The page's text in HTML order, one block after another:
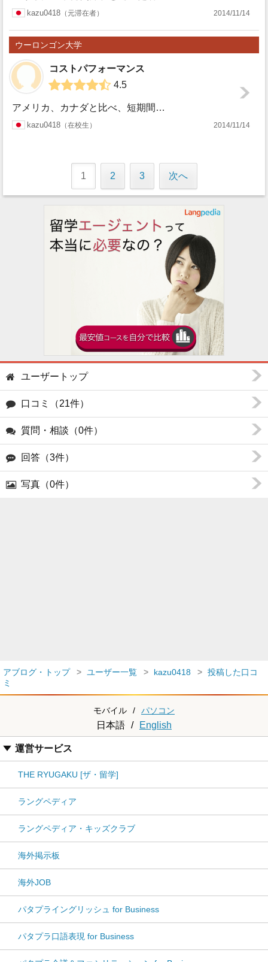
バギオ
kazu0418 元滞在者 2014/11/14
ウーロンゴン大学
ウーロ
コストパフォーマンス
4.5
アメリカ、カナダと比べ、短期間で修了できるという点に優れる。志望段階で同じく短期間で終えられるイギリスと迷ったが、最終的にオーストラリアに決めた理由はCo...
kazu0418 在校生 2014/11/14
1 2 3 次へ
ユーザートップ
口コミ（21件）
質問・相談（0件）
回答（3件）
写真（0件）
アブログ・トップ ユーザー一覧 kazu0418
投稿した口コ
ミ
モバイル / パソコン
日本語 / English
運営サービス
THE RYUGAKU [ザ・留学]
ラングペディア
ラングペディア・キッズクラブ
海外掲示板
海外JOB
パタプライングリッシュ for Business
パタプラ口語表現 for Business